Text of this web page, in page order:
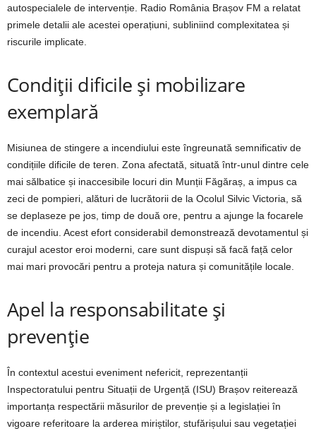
autospecialele de intervenție. Radio România Brașov FM a relatat
primele detalii ale acestei operațiuni, subliniind complexitatea și
riscurile implicate.
Condiții dificile și mobilizare
exemplară
Misiunea de stingere a incendiului este îngreunată semnificativ de
condițiile dificile de teren. Zona afectată, situată într-unul dintre cele
mai sălbatice și inaccesibile locuri din Munții Făgăraș, a impus ca
zeci de pompieri, alături de lucrătorii de la Ocolul Silvic Victoria, să
se deplaseze pe jos, timp de două ore, pentru a ajunge la focarele
de incendiu. Acest efort considerabil demonstrează devotamentul și
curajul acestor eroi moderni, care sunt dispuși să facă față celor
mai mari provocări pentru a proteja natura și comunitățile locale.
Apel la responsabilitate și
prevenție
În contextul acestui eveniment nefericit, reprezentanții
Inspectoratului pentru Situații de Urgență (ISU) Brașov reiterează
importanța respectării măsurilor de prevenție și a legislației în
vigoare referitoare la arderea miriștilor, stufărișului sau vegetației